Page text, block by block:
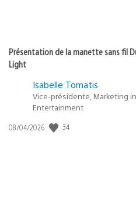
Présentation de la manette sans fil
Light
Isabelle Tomatis
Vice-présidente, Marketing
Entertainment
Date
08/04/2026 34